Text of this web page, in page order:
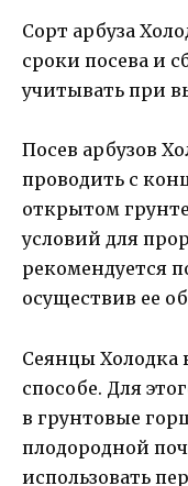
Сорт арбуза
сроки посева и
учитывать при
Посев арбузов
проводить с
открытом
условий для
рекомендуется
осуществив ее
Сеянцы Холодка
способе. Для
в грунтовые
плодородной
использовать